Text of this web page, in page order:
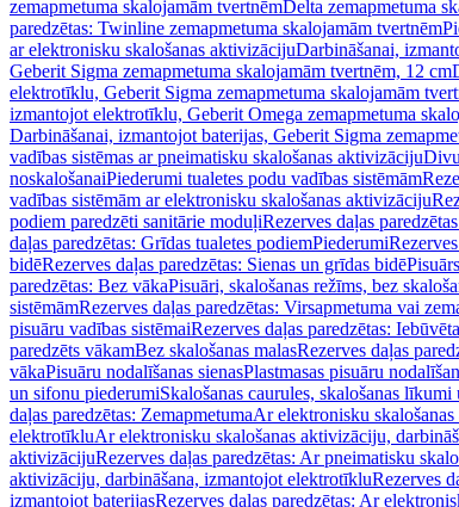
zemapmetuma skalojamām tvertnēmDelta zemapmetuma
paredzētas: Twinline zemapmetuma skalojamām tvertnēm
ar elektronisku skalošanas aktivizācijuDarbināšanai,
Geberit Sigma zemapmetuma skalojamām tvertnēm, 12 cm
elektrotīklu, Geberit Sigma zemapmetuma skalojamām
izmantojot elektrotīklu, Geberit Omega zemapmetuma
Darbināšanai, izmantojot baterijas, Geberit Sigma
vadības sistēmas ar pneimatisku skalošanas aktivizāciju
noskalošanaiPiederumi tualetes podu vadības sistēmām
vadības sistēmām ar elektronisku skalošanas aktivizāciju
podiem paredzēti sanitārie moduļiRezerves daļas
daļas paredzētas: Grīdas tualetes podiemPiederumi
bidēRezerves daļas paredzētas: Sienas un grīdas bidēPisuārs
paredzētas: Bez vākaPisuāri, skalošanas režīms, bez
sistēmāmRezerves daļas paredzētas: Virsapmetuma vai
pisuāru vadības sistēmaiRezerves daļas paredzētas:
paredzēts vākamBez skalošanas malasRezerves daļas
vākaPisuāru nodalīšanas sienasPlastmasas pisuāru
un sifonu piederumiSkalošanas caurules, skalošanas līkumi
daļas paredzētas: ZemapmetumaAr elektronisku
elektrotīkluAr elektronisku skalošanas aktivizāciju,
aktivizācijuRezerves daļas paredzētas: Ar pneimatisku
aktivizāciju, darbināšana, izmantojot elektrotīkluRezerves
izmantojot baterijasRezerves daļas paredzētas: Ar